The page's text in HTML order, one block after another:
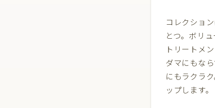
コレクショ
とつ。ボリ
トリートメ
ダマにもな
にもラクラ
ップします。